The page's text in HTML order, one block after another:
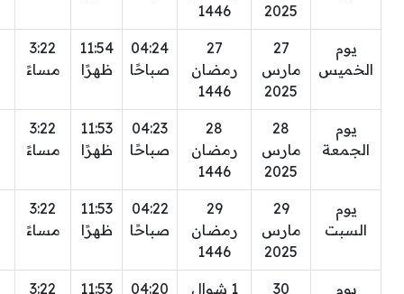
2025
1446
يوم
الخميس
27
مارس
2025
27
رمضان
1446
04:24
صباحًا
11:54
ظهرًا
3:22
مساءً
يوم
الجمعة
28
مارس
2025
28
رمضان
1446
04:23
صباحًا
11:53
ظهرًا
3:22
مساءً
يوم
السبت
29
مارس
2025
29
رمضان
1446
04:22
صباحًا
11:53
ظهرًا
3:22
مساءً
يوم
30
1 شوال
04:20
11:53
3:22